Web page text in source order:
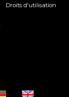
Droits d'utilisation